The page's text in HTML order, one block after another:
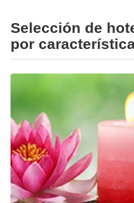
Selección de
por